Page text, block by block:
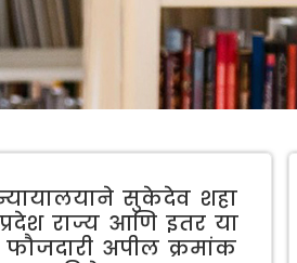
न्यायालयाने सुकेदेव शहा
राज्य आणि इतर या
अपील क्रमांक